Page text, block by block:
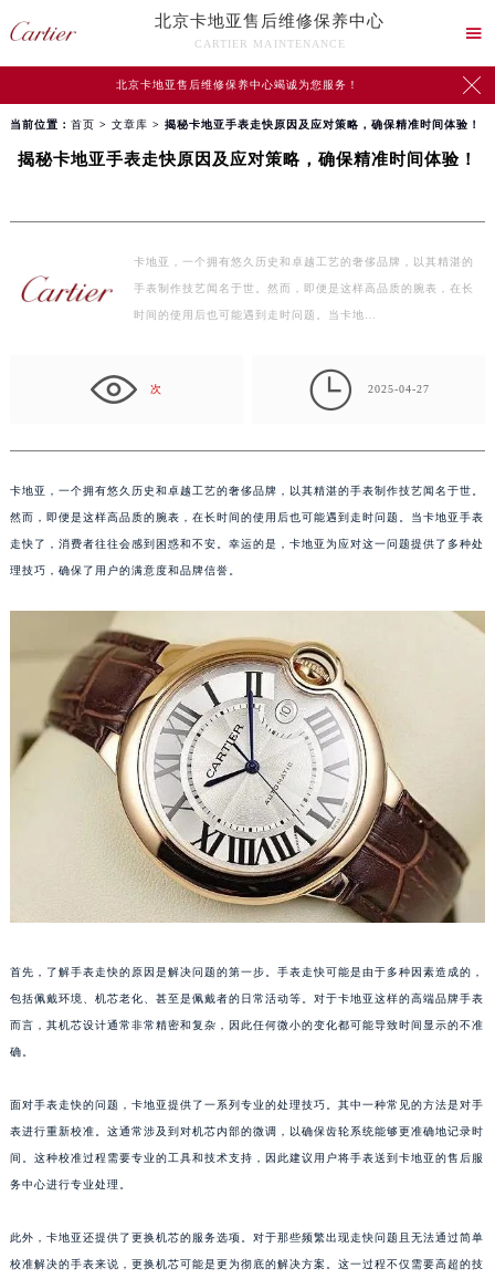
北京卡地亚售后维修保养中心
CARTIER MAINTENANCE

北京卡地亚售后维修保养中心竭诚为您服务！ 
当前位置： 首页 > 文章库 > 揭秘卡地亚手表走快原因及应对策略，确保精准时间体验！
揭秘卡地亚手表走快原因及应对策略，确保精准时间体验！
卡地亚，一个拥有悠久历史和卓越工艺的奢侈品牌，以其精湛的
手表制作技艺闻名于世。然而，即便是这样高品质的腕表，在长
时间的使用后也可能遇到走时问题。当卡地…
次  2025-04-27
卡地亚，一个拥有悠久历史和卓越工艺的奢侈品牌，以其精湛的手表制作技艺闻名于世。
然而，即便是这样高品质的腕表，在长时间的使用后也可能遇到走时问题。当卡地亚手表
走快了，消费者往往会感到困惑和不安。幸运的是，卡地亚为应对这一问题提供了多种处
理技巧，确保了用户的满意度和品牌信誉。
首先，了解手表走快的原因是解决问题的第一步。手表走快可能是由于多种因素造成的，
包括佩戴环境、机芯老化、甚至是佩戴者的日常活动等。对于卡地亚这样的高端品牌手表
而言，其机芯设计通常非常精密和复杂，因此任何微小的变化都可能导致时间显示的不准
确。
面对手表走快的问题，卡地亚提供了一系列专业的处理技巧。其中一种常见的方法是对手
表进行重新校准。这通常涉及到对机芯内部的微调，以确保齿轮系统能够更准确地记录时
间。这种校准过程需要专业的工具和技术支持，因此建议用户将手表送到卡地亚的售后服
务中心进行专业处理。
此外，卡地亚还提供了更换机芯的服务选项。对于那些频繁出现走快问题且无法通过简单
校准解决的手表来说，更换机芯可能是更为彻底的解决方案。这一过程不仅需要高超的技